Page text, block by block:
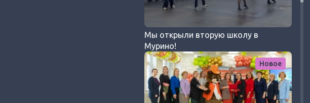
Мы открыли вторую школу в
Мурино!
Новое